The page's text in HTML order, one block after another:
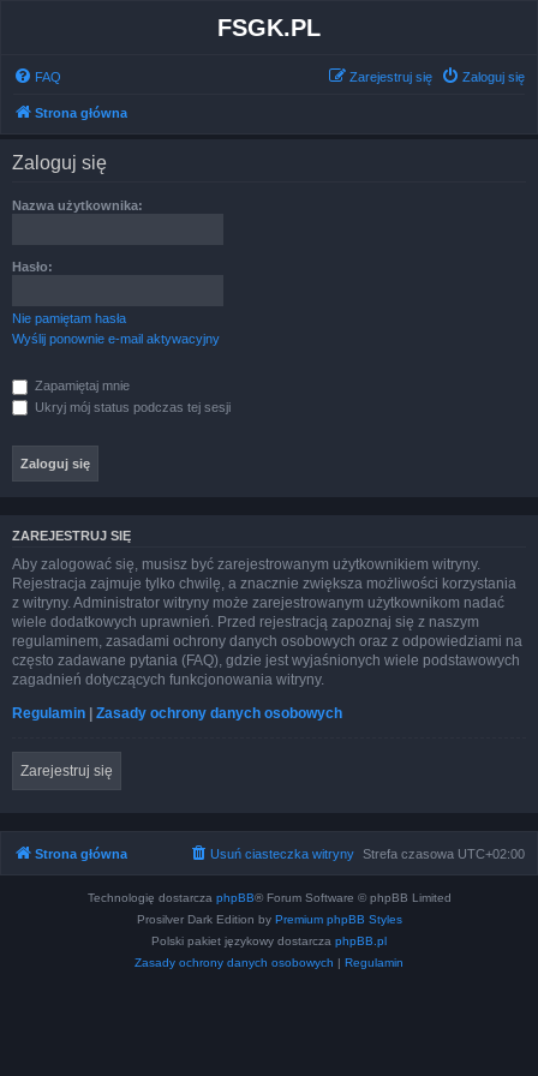
FSGK.PL
FAQ Zaloguj się
Zarejestruj się
Strona główna
Zaloguj się
Nazwa użytkownika:
Hasło:
Nie pamiętam hasła
Wyślij ponownie e-mail aktywacyjny
Zapamiętaj mnie
Ukryj mój status podczas tej sesji
ZAREJESTRUJ SIĘ
Aby zalogować się, musisz być zarejestrowanym użytkownikiem witryny.
Rejestracja zajmuje tylko chwilę, a znacznie zwiększa możliwości korzystania
z witryny. Administrator witryny może zarejestrowanym użytkownikom nadać
wiele dodatkowych uprawnień. Przed rejestracją zapoznaj się z naszym
regulaminem, zasadami ochrony danych osobowych oraz z odpowiedziami na
często zadawane pytania (FAQ), gdzie jest wyjaśnionych wiele podstawowych
zagadnień dotyczących funkcjonowania witryny.
Regulamin | Zasady ochrony danych osobowych
Zarejestruj się
Strona główna Strefa czasowa UTC+02:00
Usuń ciasteczka witryny
Technologię dostarcza phpBB® Forum Software © phpBB Limited
Prosilver Dark Edition by Premium phpBB Styles
Polski pakiet językowy dostarcza phpBB.pl
Zasady ochrony danych osobowych | Regulamin